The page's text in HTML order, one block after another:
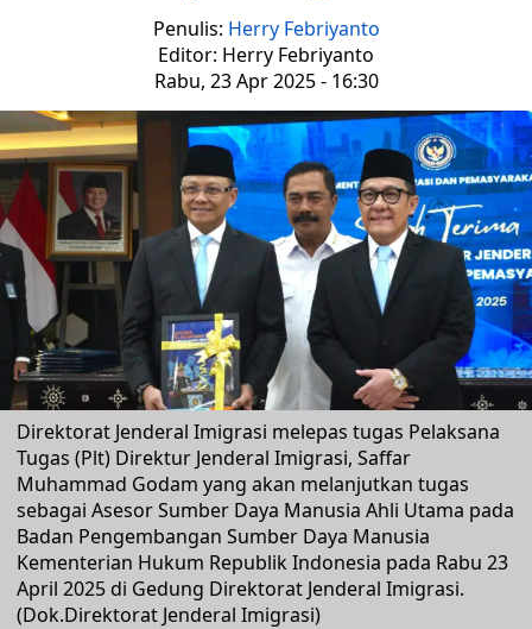
Penulis: Herry Febriyanto
Editor: Herry Febriyanto
Rabu, 23 Apr 2025 - 16:30
Direktorat Jenderal Imigrasi melepas tugas Pelaksana
Tugas (Plt) Direktur Jenderal Imigrasi, Saffar
Muhammad Godam yang akan melanjutkan tugas
sebagai Asesor Sumber Daya Manusia Ahli Utama pada
Badan Pengembangan Sumber Daya Manusia
Kementerian Hukum Republik Indonesia pada Rabu 23
April 2025 di Gedung Direktorat Jenderal Imigrasi.
(Dok.Direktorat Jenderal Imigrasi)